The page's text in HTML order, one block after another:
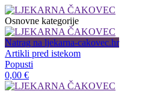
Osnovne kategorije
Natrag na ljekarna-cakovec.hr
Artikli pred istekom
Popusti
0,00 €